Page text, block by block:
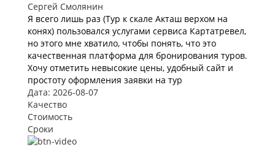
Сергей Смолянин
Я всего лишь раз (Тур к скале Акташ верхом на
конях) пользовался услугами сервиса Картатревел,
но этого мне хватило, чтобы понять, что это
качественная платформа для бронирования туров.
Хочу отметить невысокие цены, удобный сайт и
простоту оформления заявки на тур
Дата: 2026-08-07
Качество
Стоимость
Сроки